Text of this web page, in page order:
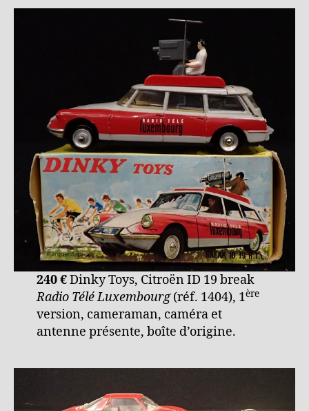
240 €Dinky Toys, Citroën ID 19 break
Radio Télé Luxembourg(réf. 1404), 1ère
version, cameraman, caméra et
antenne présente, boîte d’origine.